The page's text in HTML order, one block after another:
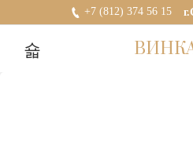
+7 (812) 374 56 15